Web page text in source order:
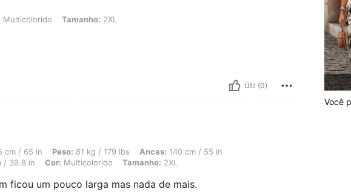
Tamanho: 2XL
Multicolorido Tamanho: 2XL
Útil (0)
Peso: 81 kg / 179 lbs, Ancas: 140 cm / 55 in, Cintura: 106 cm / 42 in, Busto: 101 cm / 39.8 in, Cor:
cm / 65 in Peso: 81 kg / 179 lbs Ancas: 140 cm / 55 in
/ 39.8 in Cor: Multicolorido Tamanho: 2XL
ficou um pouco larga mas nada de mais.
Você